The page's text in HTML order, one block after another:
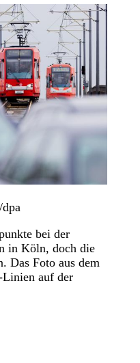
bei der
in Köln, doch die
Das Foto aus dem
auf der